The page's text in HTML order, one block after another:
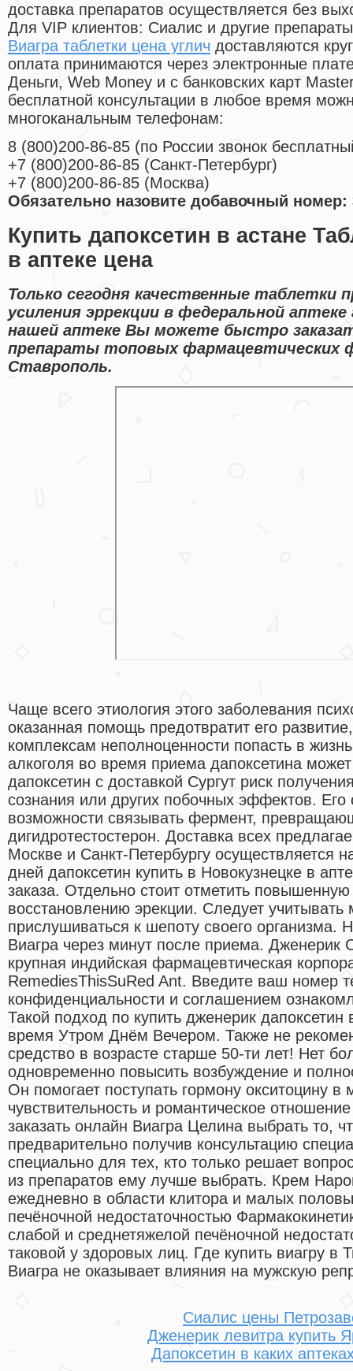
доставка препаратов осуществляется без
Для VIP клиентов: Сиалис и другие
Виагра таблетки цена углич доставляются
оплата принимаются через электронные
Деньги, Web Money и с банковских карт
бесплатной консультации в любое время
многоканальным телефонам:
8 (800)200-86-85 (по России звонок
+7 (800)200-86-85 (Санкт-Петербург)
+7 (800)200-86-85 (Москва)
Обязательно назовите добавочный номер:
Купить дапоксетин в астане
в аптеке цена
Только сегодня качественные таблетки
усиления эррекции в федеральной
нашей аптеке Вы можете быстро
препараты топовых фармацевтических
Ставрополь.
Чаще всего этиология этого заболевания
оказанная помощь предотвратит его
комплексам неполноценности попасть в
алкоголя во время приема дапоксетина
дапоксетин с доставкой Сургут риск
сознания или других побочных эффектов. Его
возможности связывать фермент,
дигидротестостерон. Доставка всех
Москве и Санкт-Петербургу осуществляется
дней дапоксетин купить в Новокузнецке в
заказа. Отдельно стоит отметить повышенную
восстановлению эрекции. Следует учитывать
прислушиваться к шепоту своего организма.
Виагра через минут после приема. Дженерик
крупная индийская фармацевтическая
RemediesThisSuRed Ant. Введите ваш номер
конфиденциальности и соглашением
Такой подход по купить дженерик
время Утром Днём Вечером. Также не
средство в возрасте старше 50-ти лет! Нет
одновременно повысить возбуждение и
Он помогает поступать гормону окситоцину в
чувствительность и романтическое
заказать онлайн Виагра Целина выбрать то,
предварительно получив консультацию
специально для тех, кто только решает
из препаратов ему лучше выбрать. Крем
ежедневно в области клитора и малых
печёночной недостаточностью
слабой и среднетяжелой печёночной
таковой у здоровых лиц. Где купить виагру
Виагра не оказывает влияния на мужскую
Сиалис цены
Дженерик левитра купить
Дапоксетин в каких